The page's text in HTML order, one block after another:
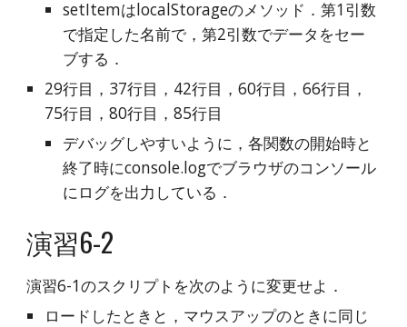
setItemはlocalStorageのメソッド．第1引数
で指定した名前で，第2引数でデータをセー
ブする．
29行目，37行目，42行目，60行目，66行目，
75行目，80行目，85行目
デバッグしやすいように，各関数の開始時と
終了時にconsole.logでブラウザのコンソール
にログを出力している．
演習6-2
演習6-1のスクリプトを次のように変更せよ．
ロードしたときと，マウスアップのときに同じ